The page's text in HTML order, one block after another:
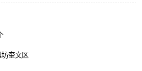
奎文区